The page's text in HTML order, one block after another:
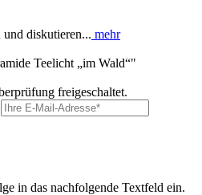
und diskutieren... mehr
Teelicht „im Wald“"
freigeschaltet.
in das nachfolgende Textfeld ein.